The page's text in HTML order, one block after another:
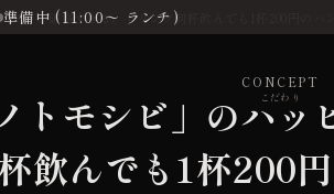
準備中 (11:00〜 ランチ)
CONCEPT
こだわり
ワーが破格すぎる。ドリンク何杯飲んでも1杯200円の
トモシビ」のハッ
飲んでも1杯200円